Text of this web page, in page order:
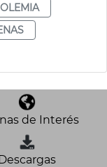
de Interés